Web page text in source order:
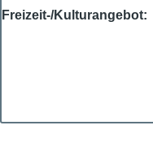
Freizeit-/Kulturangebot